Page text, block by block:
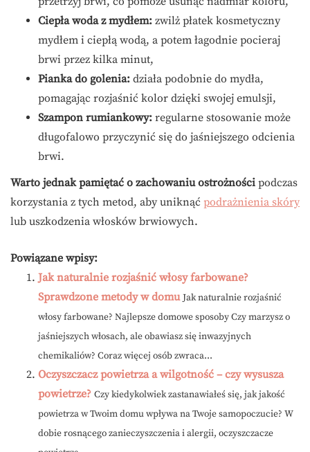
Ciepła woda z mydłem: zwilż płatek kosmetyczny
mydłem i ciepłą wodą, a potem łagodnie pocieraj
brwi przez kilka minut,
Pianka do golenia: działa podobnie do mydła,
pomagając rozjaśnić kolor dzięki swojej emulsji,
Szampon rumiankowy: regularne stosowanie może
długofalowo przyczynić się do jaśniejszego odcienia
brwi.
Warto jednak pamiętać o zachowaniu ostrożności podczas
korzystania z tych metod, aby uniknąć podrażnienia skóry
lub uszkodzenia włosków brwiowych.
Powiązane wpisy:
Jak naturalnie rozjaśnić włosy farbowane?
Sprawdzone metody w domu Jak naturalnie rozjaśnić
włosy farbowane? Najlepsze domowe sposoby Czy marzysz o
jaśniejszych włosach, ale obawiasz się inwazyjnych
chemikaliów? Coraz więcej osób zwraca...
Oczyszczacz powietrza a wilgotność – czy wysusza
powietrze? Czy kiedykolwiek zastanawiałeś się, jak jakość
powietrza w Twoim domu wpływa na Twoje samopoczucie? W
dobie rosnącego zanieczyszczenia i alergii, oczyszczacze